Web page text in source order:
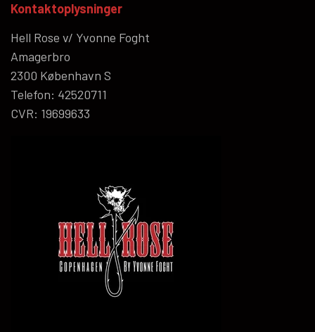
Kontaktoplysninger
Hell Rose v/ Yvonne Foght
Amagerbro
2300 København S
Telefon: 42520711
CVR: 19699633